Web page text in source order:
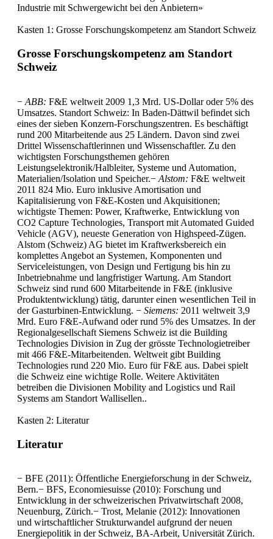
Industrie mit Schwergewicht bei den Anbietern»
Kasten 1: Grosse Forschungskompetenz am Standort Schweiz
Grosse Forschungskompetenz am Standort
Schweiz
− ABB: F&E weltweit 2009 1,3 Mrd. US-Dollar oder 5% des
Umsatzes. Standort Schweiz: In Baden-Dättwil befindet sich
eines der sieben Konzern-Forschungszentren. Es beschäftigt
rund 200 Mitarbeitende aus 25 Ländern. Davon sind zwei
Drittel Wissenschaftlerinnen und Wissenschaftler. Zu den
wichtigsten Forschungsthemen gehören
Leistungselektronik/Halbleiter, Systeme und Automation,
Materialien/Isolation und Speicher.− Alstom: F&E weltweit
2011 824 Mio. Euro inklusive Amortisation und
Kapitalisierung von F&E-Kosten und Akquisitionen;
wichtigste Themen: Power, Kraftwerke, Entwicklung von
CO2 Capture Technologies, Transport mit Automated Guided
Vehicle (AGV), neueste Generation von Highspeed-Zügen.
Alstom (Schweiz) AG bietet im Kraftwerksbereich ein
komplettes Angebot an Systemen, Komponenten und
Serviceleistungen, von Design und Fertigung bis hin zu
Inbetriebnahme und langfristiger Wartung. Am Standort
Schweiz sind rund 600 Mitarbeitende in F&E (inklusive
Produktentwicklung) tätig, darunter einen wesentlichen Teil in
der Gasturbinen-Entwicklung. − Siemens: 2011 weltweit 3,9
Mrd. Euro F&E-Aufwand oder rund 5% des Umsatzes. In der
Regionalgesellschaft Siemens Schweiz ist die Building
Technologies Division in Zug der grösste Technologietreiber
mit 466 F&E-Mitarbeitenden. Weltweit gibt Building
Technologies rund 220 Mio. Euro für F&E aus. Dabei spielt
die Schweiz eine wichtige Rolle. Weitere Aktivitäten
betreiben die Divisionen Mobility and Logistics und Rail
Systems am Standort Wallisellen..
Kasten 2: Literatur
Literatur
− BFE (2011): Öffentliche Energieforschung in der Schweiz,
Bern.− BFS, Economiesuisse (2010): Forschung und
Entwicklung in der schweizerischen Privatwirtschaft 2008,
Neuenburg, Zürich.− Trost, Melanie (2012): Innovationen
und wirtschaftlicher Strukturwandel aufgrund der neuen
Energiepolitik in der Schweiz, BA-Arbeit, Universität Zürich.